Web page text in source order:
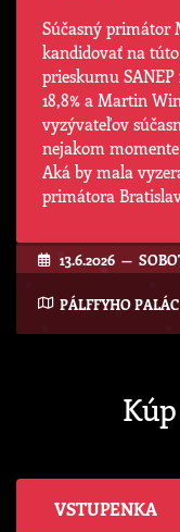
Súčasný primátor
kandidovať na
prieskumu SANEP
18,8% a Martin
vyzývateľov
nejakom
Aká by mala
primátora
13.6.2026 —
PÁLFFYHO
VSTUPENKA